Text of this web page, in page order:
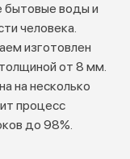
бытовые воды и
человека.
изготовлен
от 8 мм.
на несколько
процесс
до 98%.